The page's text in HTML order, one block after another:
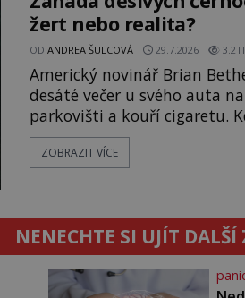
žert nebo realita?
ODANDREA ŠULCOVÁ 29.7.2026
Americký novinář Brian
desáté večer u svého auta
parkovišti a kouří cigaretu.
chystá se nastoupit do auta,
mladí chlapci, kterým může
zeptá se suverénně jeden z
ZOBRAZIT VÍCE
NENECHTE SI UJÍT